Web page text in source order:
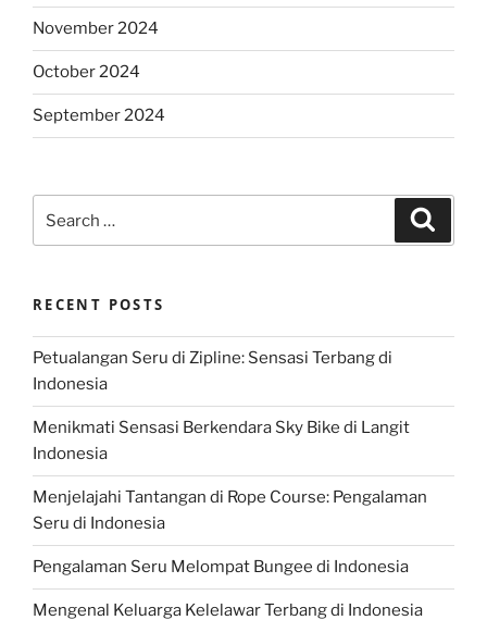
November 2024
October 2024
September 2024
for:
RECENT POSTS
Petualangan Seru di Zipline: Sensasi Terbang di
Indonesia
Menikmati Sensasi Berkendara Sky Bike di Langit
Indonesia
Menjelajahi Tantangan di Rope Course: Pengalaman
Seru di Indonesia
Pengalaman Seru Melompat Bungee di Indonesia
Mengenal Keluarga Kelelawar Terbang di Indonesia